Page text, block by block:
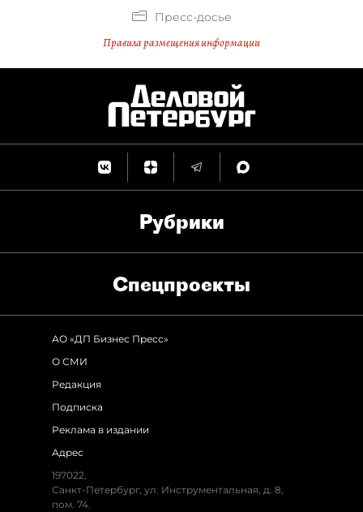
Пресс-досье
Правила размещения информации
Рубрики
Спец­проекты
АО «ДП Бизнес Пресс»
О СМИ
Редакция
Подписка
Реклама в издании
Адрес
197022,
Санкт-Петербург, ул. Инструментальная, д. 8,
пом. 74.